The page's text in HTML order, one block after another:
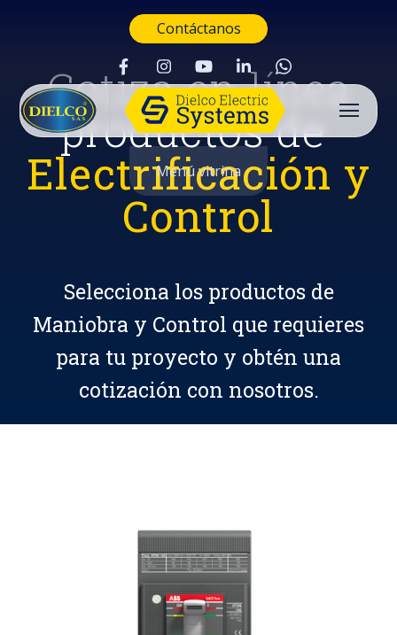
Contáctanos
Menú vitrina
Cotiza en línea
productos de
Electrificación y
Control
Selecciona los productos de
Maniobra y Control que requieres
para tu proyecto y obtén una
cotización con nosotros.